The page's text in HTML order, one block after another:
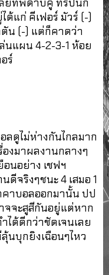
ลยทัพดาบคู่ ทริปนี้ก็
ด้แก่ คีเฟอร์ มัวร์ (-)
น (-) แต่ก็คาดว่า
นแผน 4-2-3-1 ห้อย
ร์
ดูไม่ห่างกันไกลมาก
องมาผลงานกลางๆ
นอย่าง เชฟฯ
ดีจริงๆชนะ 4 เสมอ 1
คาบอลออกมานั้น ปป
จจะสูสีกันอยู่แต่หาก
ด้ดีกว่าชัดเจนเลย
นบุกยิงเฉือนๆไหว